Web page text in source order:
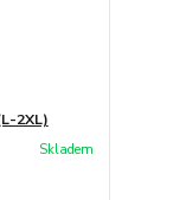
2XL)
Skladem